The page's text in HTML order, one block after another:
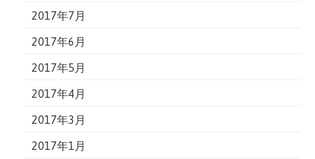
2017年7月
2017年6月
2017年5月
2017年4月
2017年3月
2017年1月